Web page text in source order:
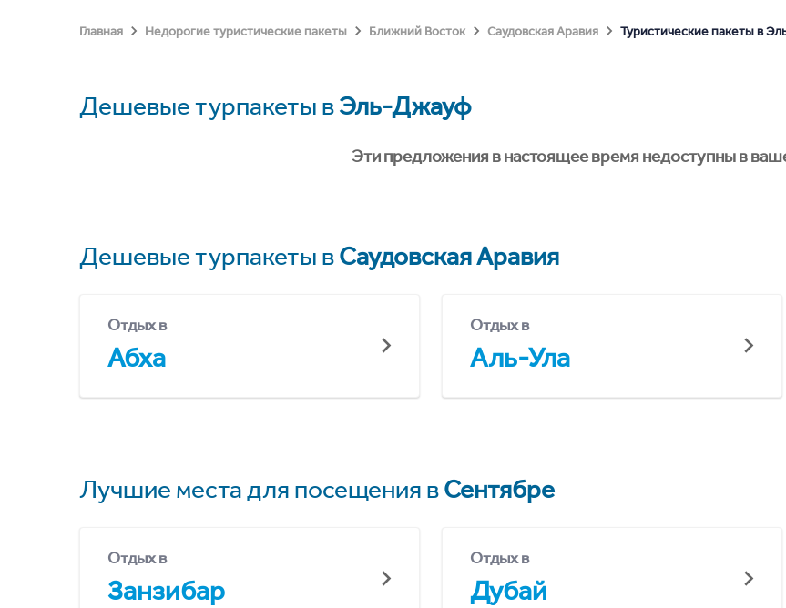
Главная Недорогие туристические пакеты Ближний Восток Саудовская Аравия Туристические пакеты в
Дешевые турпакеты вЭль-Джауф
Эти предложения в настоящее время недоступны в
Дешевые турпакеты вСаудовская Аравия
Отдых в
Абха
Отдых в
Аль-Ула
Лучшие места для посещения вСентябре
Отдых в
Занзибар
Отдых в
Дубай